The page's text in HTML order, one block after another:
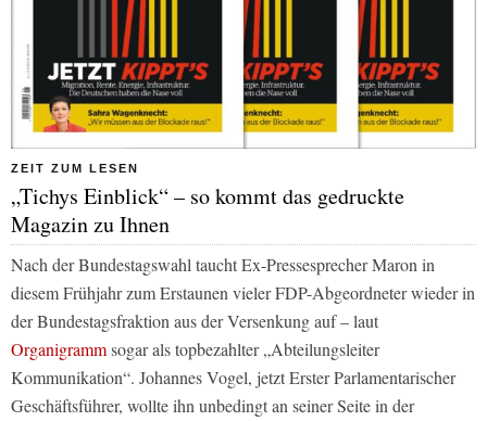
ZEIT ZUM LESEN
„Tichys Einblick“ – so kommt das gedruckte
Magazin zu Ihnen
Nach der Bundestagswahl taucht Ex-Pressesprecher Maron in
diesem Frühjahr zum Erstaunen vieler FDP-Abgeordneter wieder in
der Bundestagsfraktion aus der Versenkung auf – laut
Organigrammsogar als topbezahlter „Abteilungsleiter
Kommunikation“. Johannes Vogel, jetzt Erster Parlamentarischer
Geschäftsführer, wollte ihn unbedingt an seiner Seite in der